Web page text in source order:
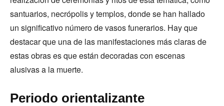
santuarios, necrópolis y templos, donde se han hallado
un significativo número de vasos funerarios. Hay que
destacar que una de las manifestaciones más claras de
estas obras es que están decoradas con escenas
alusivas a la muerte.
Periodo orientalizante